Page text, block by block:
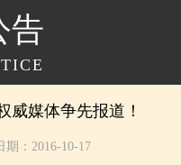
告
威媒体争先报道！
期：2016-10-17